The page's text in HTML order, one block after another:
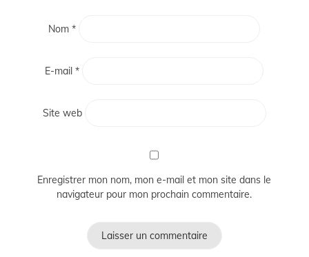
Nom*
E-mail*
Site web
Enregistrer mon nom, mon e-mail et mon site dans le
navigateur pour mon prochain commentaire.